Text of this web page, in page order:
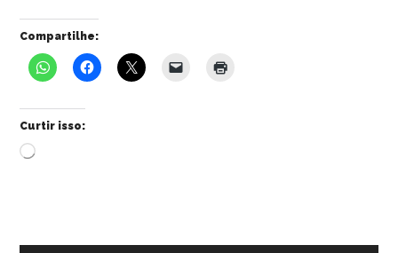
Compartilhe:
Curtir isso:
Carregando...